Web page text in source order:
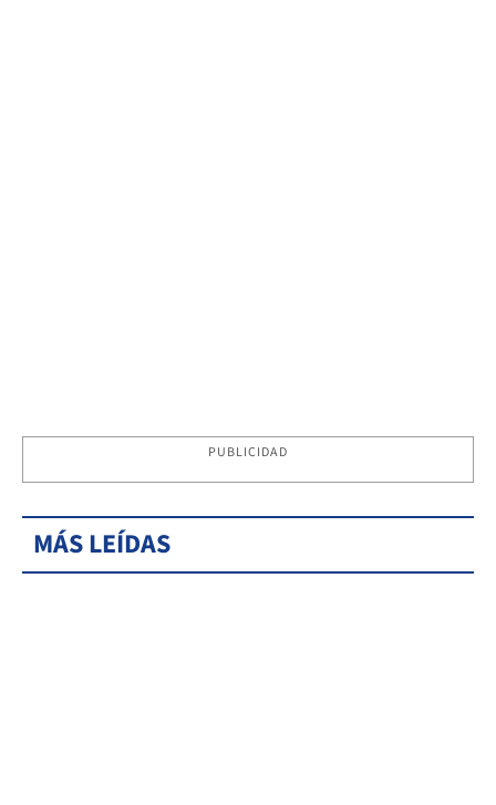
PUBLICIDAD
MÁS LEÍDAS